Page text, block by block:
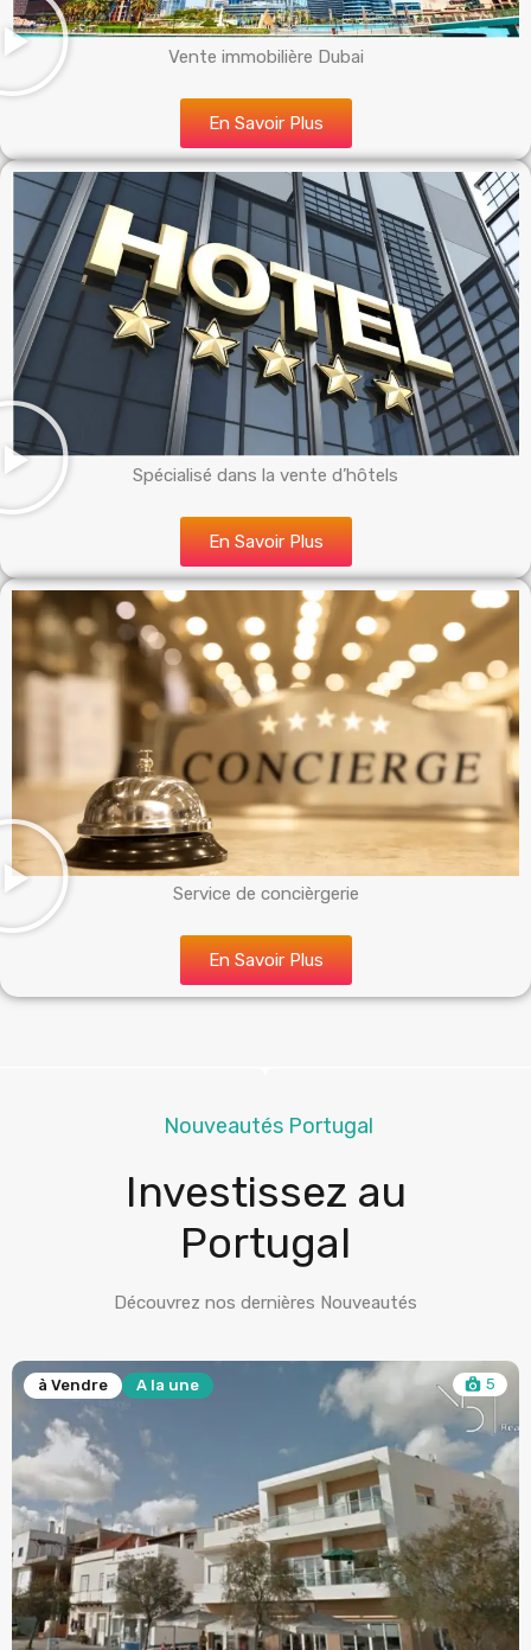
Vente immobilière Dubai
En Savoir Plus
Spécialisé dans la vente d’hôtels
En Savoir Plus
Service de concièrgerie
En Savoir Plus
Nouveautés Portugal
Investissez au
Portugal
Découvrez nos dernières Nouveautés
à Vendre A la une 5